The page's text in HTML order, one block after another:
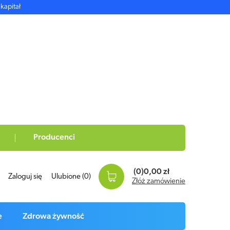
Producenci
Zaloguj się Ulubione (0)
(0)0,00 zł
Złóż zamówienie
Zdrowa żywność